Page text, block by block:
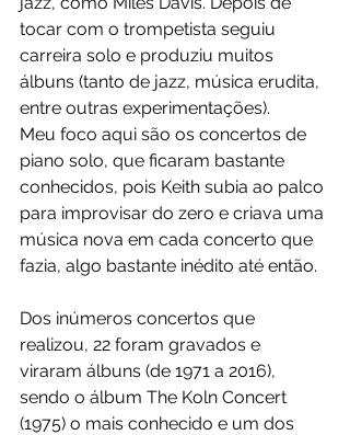
tocar com o trompetista seguiu
carreira solo e produziu muitos
álbuns (tanto de jazz, música erudita,
entre outras experimentações).
Meu foco aqui são os concertos de
piano solo, que ficaram bastante
conhecidos, pois Keith subia ao palco
para improvisar do zero e criava uma
música nova em cada concerto que
fazia, algo bastante inédito até então.
Dos inúmeros concertos que
realizou, 22 foram gravados e
viraram álbuns (de 1971 a 2016),
sendo o álbum The Koln Concert
(1975) o mais conhecido e um dos